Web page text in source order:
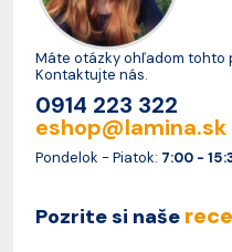
Máte otázky ohľadom tohto
Kontaktujte nás.
0914 223 322
eshop@lamina.sk
Pondelok - Piatok: 7:00 -
Pozrite si naše